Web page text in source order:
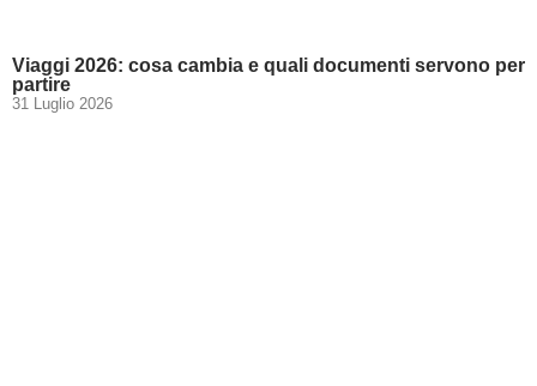
Viaggi 2026: cosa cambia e quali documenti servono per
partire
31 Luglio 2026